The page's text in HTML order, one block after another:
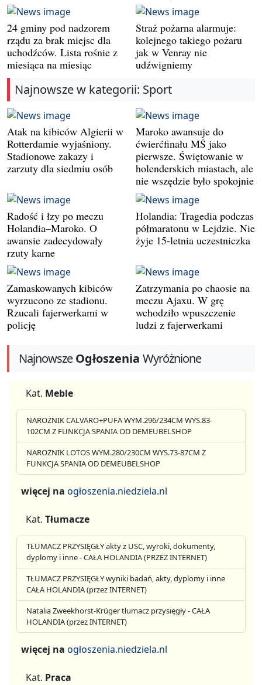
24 gminy pod nadzorem
rządu za brak miejsc dla
uchodźców. Lista rośnie z
miesiąca na miesiąc
Straż pożarna alarmuje:
kolejnego takiego pożaru
jak w Venray nie
udźwigniemy
Najnowsze w kategorii: Sport
Atak na kibiców Algierii w
Rotterdamie wyjaśniony.
Stadionowe zakazy i
zarzuty dla siedmiu osób
Maroko awansuje do
ćwierćfinału MŚ jako
pierwsze. Świętowanie w
holenderskich miastach, ale
nie wszędzie było spokojnie
Radość i łzy po meczu
Holandia–Maroko. O
awansie zadecydowały
rzuty karne
Holandia: Tragedia podczas
półmaratonu w Lejdzie. Nie
żyje 15-letnia uczestniczka
Zamaskowanych kibiców
wyrzucono ze stadionu.
Rzucali fajerwerkami w
policję
Zatrzymania po chaosie na
meczu Ajaxu. W grę
wchodziło wpuszczenie
ludzi z fajerwerkami
NajnowszeOgłoszenia Wyróżnione
Kat. Meble
NAROŻNIK CALVARO+PUFA WYM.296/234CM WYS.83-
102CM Z FUNKCJA SPANIA OD DEMEUBELSHOP
NAROŻNIK LOTOS WYM.280/230CM WYS.73-87CM Z
FUNKCJA SPANIA OD DEMEUBELSHOP
więcej na ogłoszenia.niedziela.nl
Kat. Tłumacze
TŁUMACZ PRZYSIĘGŁY akty z USC, wyroki, dokumenty,
dyplomy i inne - CAŁA HOLANDIA (PRZEZ INTERNET)
TŁUMACZ PRZYSIĘGŁY wyniki badań, akty, dyplomy i inne
CAŁA HOLANDIA (przez INTERNET)
Natalia Zweekhorst-Krüger tłumacz przysięgły - CAŁA
HOLANDIA (przez INTERNET)
więcej na ogłoszenia.niedziela.nl
Kat. Praca